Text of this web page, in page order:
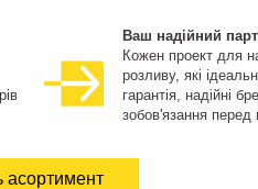
Ваш надійний
Кожен проект для
розливу, які
гарантія, надійні
зобов'язання перед
асортимент